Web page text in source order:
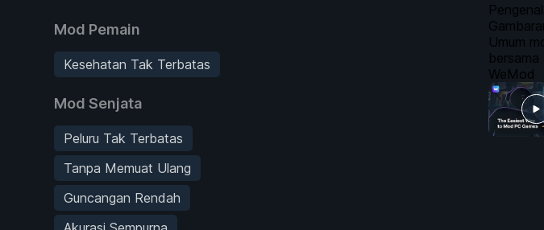
Mod Pemain
Kesehatan Tak Terbatas
Mod Senjata
Peluru Tak Terbatas
Tanpa Memuat Ulang
Guncangan Rendah
Umum
bersama
WeMod